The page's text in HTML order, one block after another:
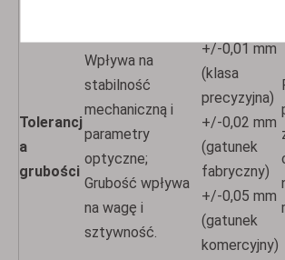
Tolerancj
a
grubości
Wpływa na
stabilność
mechaniczną i
parametry
optyczne;
Grubość wpływa
na wagę i
sztywność.
+/-0,01 mm
(klasa
precyzyjna)
+/-0,02 mm
(gatunek
fabryczny)
+/-0,05 mm
(gatunek
komercyjny)